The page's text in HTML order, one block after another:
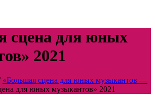
сцена для юных
2021
«Большая сцена для юных музыкантов —
для юных музыкантов» 2021